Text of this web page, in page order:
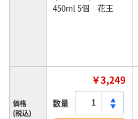
450ml 5個 花王
価格
(税込)
￥3,249
数量